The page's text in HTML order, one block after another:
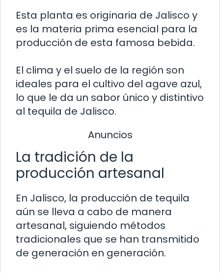
Esta planta es originaria de Jalisco y
es la materia prima esencial para la
producción de esta famosa bebida.
El clima y el suelo de la región son
ideales para el cultivo del agave azul,
lo que le da un sabor único y distintivo
al tequila de Jalisco.
Anuncios
La tradición de la
producción artesanal
En Jalisco, la producción de tequila
aún se lleva a cabo de manera
artesanal, siguiendo métodos
tradicionales que se han transmitido
de generación en generación.